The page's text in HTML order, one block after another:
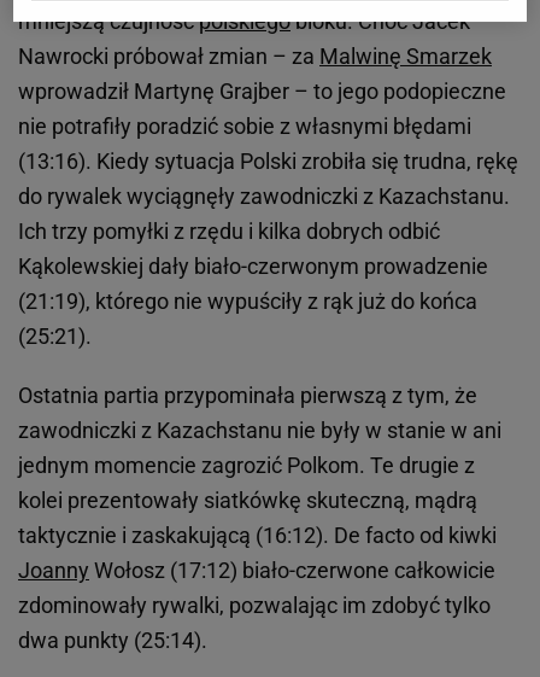
mniejszą czujnośćpolskiegobloku. Choć Jacek
Nawrocki próbował zmian – za Malwinę Smarzek
wprowadził Martynę Grajber – to jego podopieczne
nie potrafiły poradzić sobie z własnymi błędami
(13:16). Kiedy sytuacja Polski zrobiła się trudna, rękę
do rywalek wyciągnęły zawodniczki z Kazachstanu.
Ich trzy pomyłki z rzędu i kilka dobrych odbić
Kąkolewskiej dały biało-czerwonym prowadzenie
(21:19), którego nie wypuściły z rąk już do końca
(25:21).
Ostatnia partia przypominała pierwszą z tym, że
zawodniczki z Kazachstanu nie były w stanie w ani
jednym momencie zagrozić Polkom. Te drugie z
kolei prezentowały siatkówkę skuteczną, mądrą
taktycznie i zaskakującą (16:12). De facto od kiwki
Joanny Wołosz (17:12) biało-czerwone całkowicie
zdominowały rywalki, pozwalając im zdobyć tylko
dwa punkty (25:14).